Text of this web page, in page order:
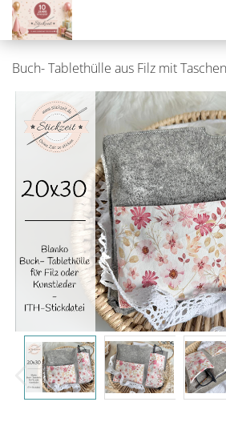
Buch- Tablethülle aus Filz mit